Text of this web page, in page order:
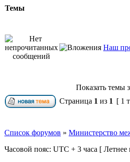
Темы
Наш
Показать темы
Страница 1 из 1 [ 1
Список форумов » Министерство
Часовой пояс: UTC + 3 часа [ Летнее